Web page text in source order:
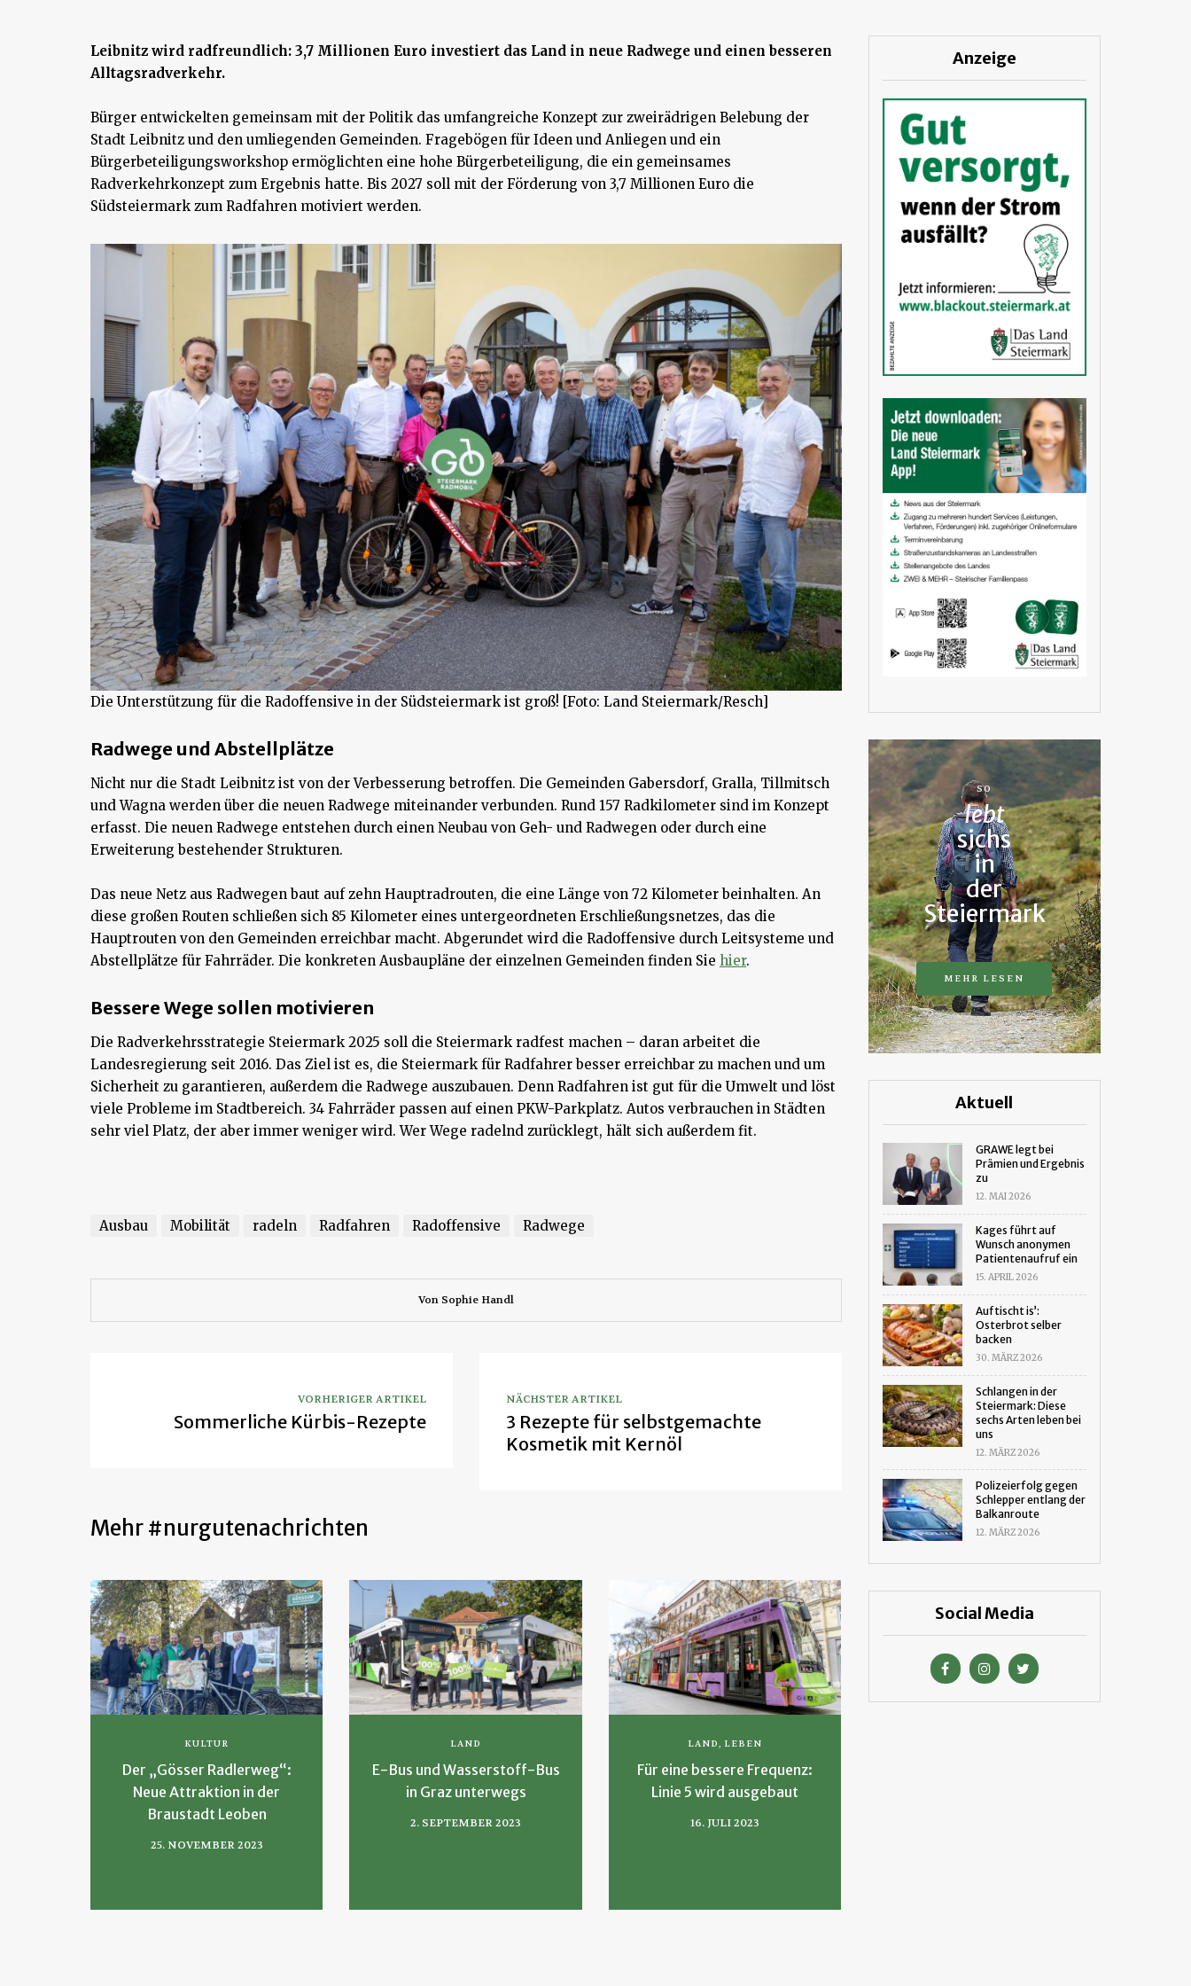
Leibnitz wird radfreundlich: 3,7 Millionen Euro investiert das Land in neue Radwege und einen besseren
Alltagsradverkehr.
Bürger entwickelten gemeinsam mit der Politik das umfangreiche Konzept zur zweirädrigen Belebung der
Stadt Leibnitz und den umliegenden Gemeinden. Fragebögen für Ideen und Anliegen und ein
Bürgerbeteiligungsworkshop ermöglichten eine hohe Bürgerbeteiligung, die ein gemeinsames
Radverkehrkonzept zum Ergebnis hatte. Bis 2027 soll mit der Förderung von 3,7 Millionen Euro die
Südsteiermark zum Radfahren motiviert werden.
Die Unterstützung für die Radoffensive in der Südsteiermark ist groß! [Foto: Land Steiermark/Resch]
Radwege und Abstellplätze
Nicht nur die Stadt Leibnitz ist von der Verbesserung betroffen. Die Gemeinden Gabersdorf, Gralla, Tillmitsch
und Wagna werden über die neuen Radwege miteinander verbunden. Rund 157 Radkilometer sind im Konzept
erfasst. Die neuen Radwege entstehen durch einen Neubau von Geh- und Radwegen oder durch eine
Erweiterung bestehender Strukturen.
Das neue Netz aus Radwegen baut auf zehn Hauptradrouten, die eine Länge von 72 Kilometer beinhalten. An
diese großen Routen schließen sich 85 Kilometer eines untergeordneten Erschließungsnetzes, das die
Hauptrouten von den Gemeinden erreichbar macht. Abgerundet wird die Radoffensive durch Leitsysteme und
Abstellplätze für Fahrräder. Die konkreten Ausbaupläne der einzelnen Gemeinden finden Sie hier.
Bessere Wege sollen motivieren
Die Radverkehrsstrategie Steiermark 2025 soll die Steiermark radfest machen – daran arbeitet die
Landesregierung seit 2016. Das Ziel ist es, die Steiermark für Radfahrer besser erreichbar zu machen und um
Sicherheit zu garantieren, außerdem die Radwege auszubauen. Denn Radfahren ist gut für die Umwelt und löst
viele Probleme im Stadtbereich. 34 Fahrräder passen auf einen PKW-Parkplatz. Autos verbrauchen in Städten
sehr viel Platz, der aber immer weniger wird. Wer Wege radelnd zurücklegt, hält sich außerdem fit.
Ausbau Mobilität radeln Radfahren Radoffensive Radwege
Von Sophie Handl
VORHERIGER ARTIKEL
Sommerliche Kürbis-Rezepte
NÄCHSTER ARTIKEL
3 Rezepte für selbstgemachte
Kosmetik mit Kernöl
Mehr #nurgutenachrichten
KULTUR
Der „Gösser Radlerweg“:
Neue Attraktion in der
Braustadt Leoben
25. NOVEMBER 2023
LAND
E-Bus und Wasserstoff-Bus
in Graz unterwegs
2. SEPTEMBER 2023
LAND, LEBEN
Für eine bessere Frequenz:
Linie 5 wird ausgebaut
16. JULI 2023
Anzeige
SO
lebt
sichs
in
der
Steiermark
MEHR LESEN
Aktuell
GRAWE legt bei
Prämien und Ergebnis
zu
12. MAI 2026
Kages führt auf
Wunsch anonymen
Patientenaufruf ein
15. APRIL 2026
Auftischt is’:
Osterbrot selber
backen
30. MÄRZ 2026
Schlangen in der
Steiermark: Diese
sechs Arten leben bei
uns
12. MÄRZ 2026
Polizeierfolg gegen
Schlepper entlang der
Balkanroute
12. MÄRZ 2026
Social Media